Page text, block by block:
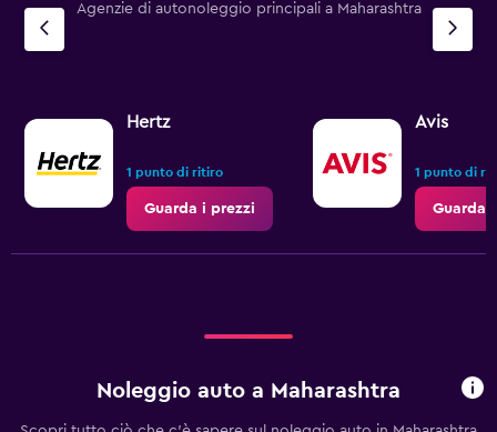
Agenzie di autonoleggio principali a Maharashtra
Hertz
1 punto di ritiro
Guarda i prezzi
Avis
1 punto di
Guarda
Noleggio auto a Maharashtra